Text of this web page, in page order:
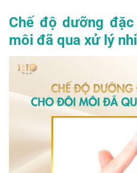
Chế độ dưỡng
môi đã qua xử lý